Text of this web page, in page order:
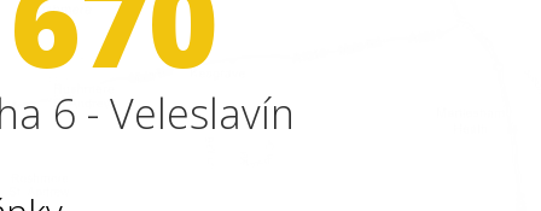
6 - Veleslavín